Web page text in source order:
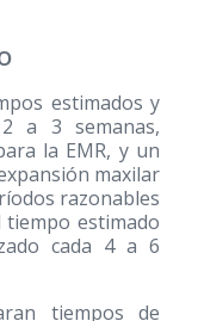
estimados y
a 3 semanas,
la EMR, y un
maxilar
razonables
tiempo estimado
cada 4 a 6
tiempos de